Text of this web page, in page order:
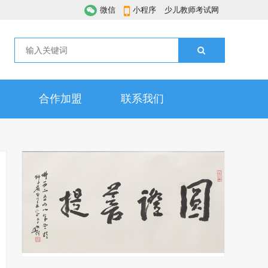
微信 小程序 少儿教师考试网
合作加盟 联系我们